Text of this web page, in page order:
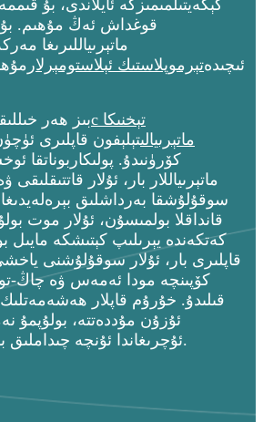
كېڭەيتىلمىمىزگە ئايلاندى، بۇ
قوغداش ئەڭ مۇھىم. بۇ
ماتېرىياللىرىغا
ئىچىدەتېرموپلاستىك ئېلاستومېرلار
بىز ھەر
ماتېرىيالىتېلېفون قاپلىرى
كۆرۈنىدۇ. پولىكاربوناتقا
ماتېرىياللار بار، ئۇلار
سوقۇلۇشقا بەرداشلىق
قانداقلا بولمىسۇن، ئۇلار موت
كەتكەندە يېرىلىپ كېتىشكە مايىل
قاپلىرى بار، ئۇلار سوقۇلۇشنى
كۆپىنچە مودا ئەمەس ۋە چاڭ-
قىلىدۇ. خۇرۇم قاپلار ھەشەمەتلىك
ئۇزۇن مۇددەتتە، بولۇپمۇ
ئۇچرىغاندا ئۇنچە چىداملىق بولماسلىقى مۇمكىن.